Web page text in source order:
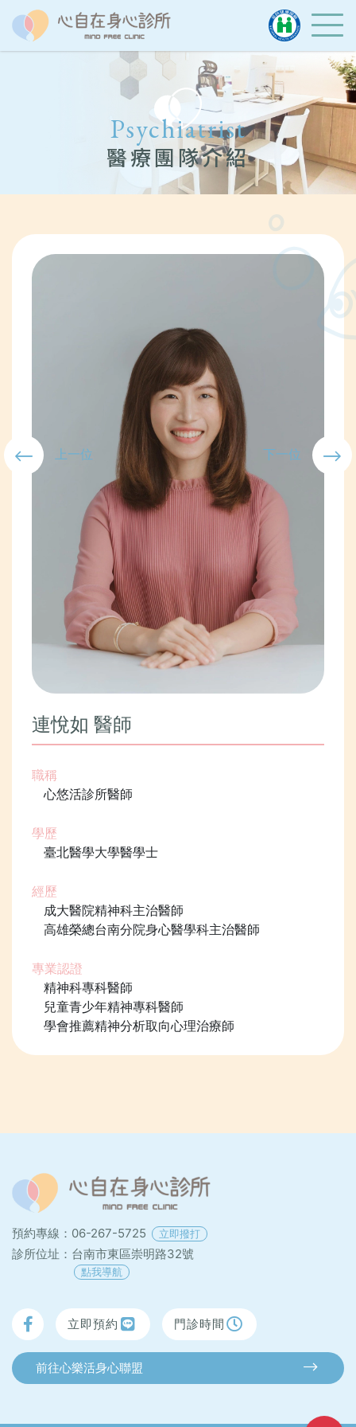
Psychiatrist
醫療團隊介紹
連悅如 醫師
職稱
心悠活診所醫師
學歷
臺北醫學大學醫學士
經歷
成大醫院精神科主治醫師
高雄榮總台南分院身心醫學科主治醫師
專業認證
精神科專科醫師
兒童青少年精神專科醫師
學會推薦精神分析取向心理治療師
上一位 下一位
預約專線： 06-267-5725 立即撥打
診所位址： 台南市東區崇明路32號
點我導航
立即預約 門診時間
前往心樂活身心聯盟